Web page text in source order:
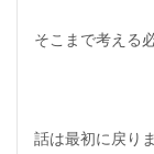
そこまで考える
話は最初に戻り